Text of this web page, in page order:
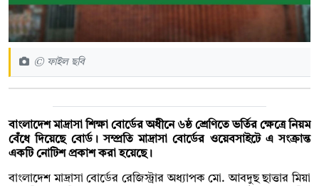
© ফাইল ছবি
বাংলাদেশ মাদ্রাসা শিক্ষা বোর্ডের অধীনে ৬ষ্ঠ শ্রেণিতে ভর্তির ক্ষেত্রে নিয়ম
বেঁধে দিয়েছে বোর্ড। সম্প্রতি মাদ্রাসা বোর্ডের ওয়েবসাইটে এ সংক্রান্ত
একটি নোটিশ প্রকাশ করা হয়েছে।
বাংলাদেশ মাদ্রাসা বোর্ডের রেজিস্ট্রার অধ্যাপক মো. আবদুছ ছাত্তার মিয়া